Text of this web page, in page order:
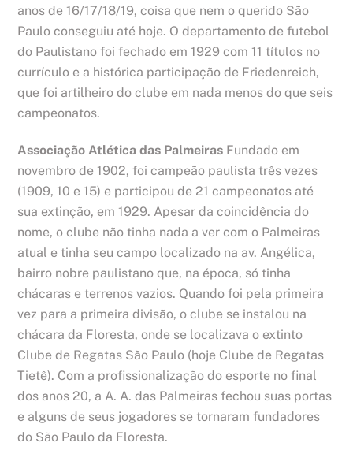
anos de 16/17/18/19, coisa que nem o querido São
Paulo conseguiu até hoje. O departamento de futebol
do Paulistano foi fechado em 1929 com 11 títulos no
currículo e a histórica participação de Friedenreich,
que foi artilheiro do clube em nada menos do que seis
campeonatos.
Associação Atlética das Palmeiras Fundado em
novembro de 1902, foi campeão paulista três vezes
(1909, 10 e 15) e participou de 21 campeonatos até
sua extinção, em 1929. Apesar da coincidência do
nome, o clube não tinha nada a ver com o Palmeiras
atual e tinha seu campo localizado na av. Angélica,
bairro nobre paulistano que, na época, só tinha
chácaras e terrenos vazios. Quando foi pela primeira
vez para a primeira divisão, o clube se instalou na
chácara da Floresta, onde se localizava o extinto
Clube de Regatas São Paulo (hoje Clube de Regatas
Tietê). Com a profissionalização do esporte no final
dos anos 20, a A. A. das Palmeiras fechou suas portas
e alguns de seus jogadores se tornaram fundadores
do São Paulo da Floresta.